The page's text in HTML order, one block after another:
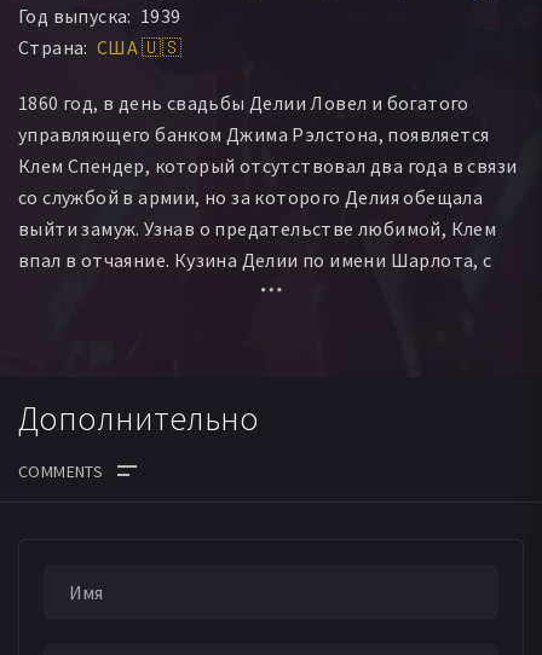
Год выпуска: 1939
Страна: США 🇺🇸
1860 год, в день свадьбы Делии Ловел и богатого
управляющего банком Джима Рэлстона, появляется
Клем Спендер, который отсутствовал два года в связи
со службой в армии, но за которого Делия обещала
выйти замуж. Узнав о предательстве любимой, Клем
впал в отчаяние. Кузина Делии по имени Шарлота, с
малых лет влюблена в Клемма и сжалившись над
На следующий день Клем решил вернуться в армию и
Шарлотта открывает дом для военных сирот, среди
замуж за Джима Джо, но этому не суждено случиться.
Дополнительно